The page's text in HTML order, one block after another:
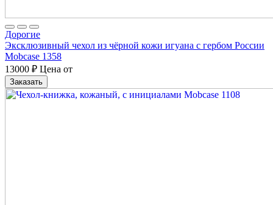
Дорогие
Эксклюзивный чехол из чёрной кожи игуана с гербом России
Mobcase 1358
13000 ₽ Цена от
Заказать